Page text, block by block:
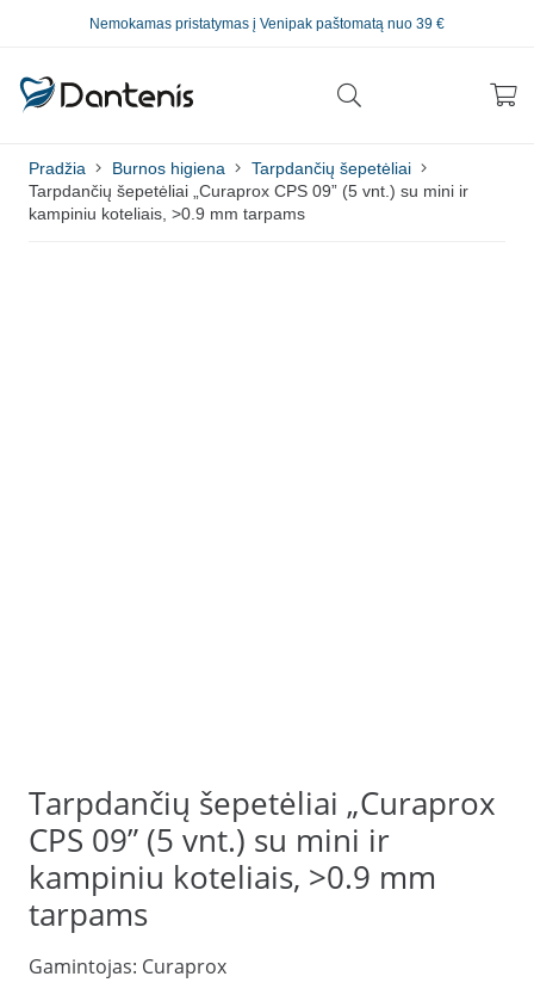
Nemokamas pristatymas į Venipak paštomatą nuo 39 €
Pradžia Burnos higiena
Tarpdančių šepetėliai
Tarpdančių šepetėliai „Curaprox CPS 09” (5 vnt.) su mini ir
kampiniu koteliais, >0.9 mm tarpams
Tarpdančių šepetėliai „Curaprox
CPS 09” (5 vnt.) su mini ir
kampiniu koteliais, >0.9 mm
tarpams
Gamintojas: Curaprox